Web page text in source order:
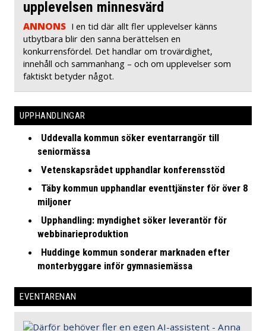
upplevelsen minnesvärd
ANNONS I en tid där allt fler upplevelser känns
utbytbara blir den sanna berättelsen en
konkurrensfördel. Det handlar om trovärdighet,
innehåll och sammanhang – och om upplevelser som
faktiskt betyder något.
UPPHANDLINGAR
Uddevalla kommun söker eventarrangör till
seniormässa
Vetenskapsrådet upphandlar konferensstöd
Täby kommun upphandlar eventtjänster för över 8
miljoner
Upphandling: myndighet söker leverantör för
webbinarieproduktion
Huddinge kommun sonderar marknaden efter
monterbyggare inför gymnasiemässa
EVENTARENAN